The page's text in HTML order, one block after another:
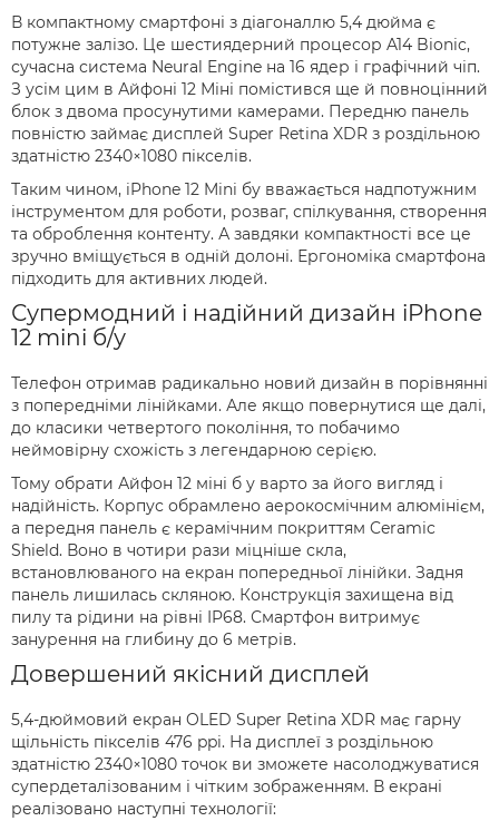
В компактному смартфоні з діагоналлю 5,4 дюйма є
потужне залізо. Це шестиядерний процесор A14 Bionic,
сучасна система Neural Engine на 16 ядер і графічний чіп.
З усім цим в Айфоні 12 Міні помістився ще й повноцінний
блок з двома просунутими камерами. Передню панель
повністю займає дисплей Super Retina XDR з роздільною
здатністю 2340×1080 пікселів.
Таким чином, iPhone 12 Mini бу вважається надпотужним
інструментом для роботи, розваг, спілкування, створення
та оброблення контенту. А завдяки компактності все це
зручно вміщується в одній долоні. Ергономіка смартфона
підходить для активних людей.
Супермодний і надійний дизайн iPhone
12 mini б/у
Телефон отримав радикально новий дизайн в порівнянні
з попередніми лінійками. Але якщо повернутися ще далі,
до класики четвертого покоління, то побачимо
неймовірну схожість з легендарною серією.
Тому обрати Айфон 12 міні б у варто за його вигляд і
надійність. Корпус обрамлено аерокосмічним алюмінієм,
а передня панель є керамічним покриттям Ceramic
Shield. Воно в чотири рази міцніше скла,
встановлюваного на екран попередньої лінійки. Задня
панель лишилась скляною. Конструкція захищена від
пилу та рідини на рівні IP68. Смартфон витримує
занурення на глибину до 6 метрів.
Довершений якісний дисплей
5,4-дюймовий екран OLED Super Retina XDR має гарну
щільність пікселів 476 ppi. На дисплеї з роздільною
здатністю 2340×1080 точок ви зможете насолоджуватися
супердеталізованим і чітким зображенням. В екрані
реалізовано наступні технології: